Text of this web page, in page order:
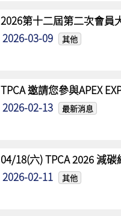
2026第十二屆第二次會員
2026-03-09
其他
TPCA 邀請您參與APEX
2026-02-13
最新消息
04/18(六) TPCA 2026 減
2026-02-11
其他